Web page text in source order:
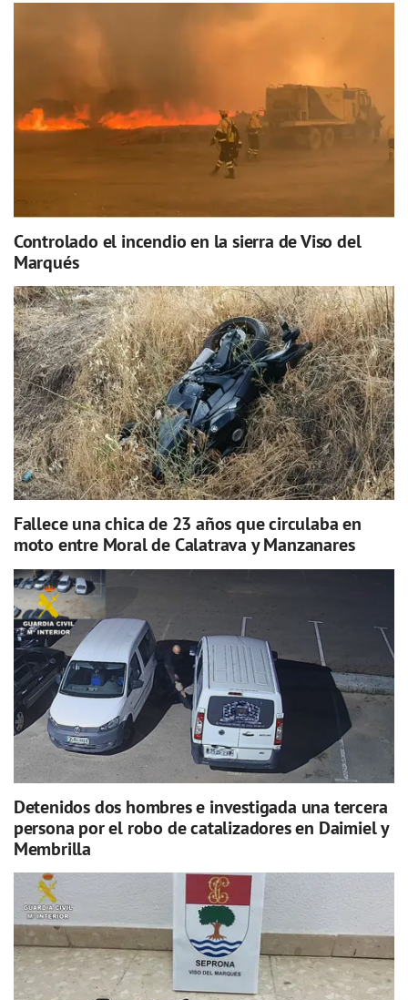
Controlado el incendio en la sierra de Viso del
Marqués
Fallece una chica de 23 años que circulaba en
moto entre Moral de Calatrava y Manzanares
Detenidos dos hombres e investigada una tercera
persona por el robo de catalizadores en Daimiel y
Membrilla